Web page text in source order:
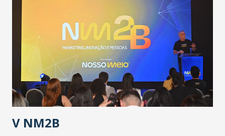
epidemia comum, como temos em todos os anos, com
aumento de casos de dengue, influenza ou H1N1. Trata-se
de uma epidemia com um vírus diferente, com um poder de
contaminação maior que outros coronavírus”, apontou o
secretário. Segundo ele, é uma epidemia com chance de
contaminação alta, podendo gerar um grande risco à
população e ao sistema de saúde. “Precisamos saber fazer a
estratificação do risco da doença, para não so...
V NM2B